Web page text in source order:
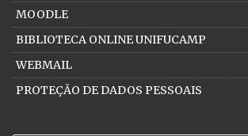
MOODLE
BIBLIOTECA ONLINE UNIFUCAMP
WEBMAIL
PROTEÇÃO DE DADOS PESSOAIS